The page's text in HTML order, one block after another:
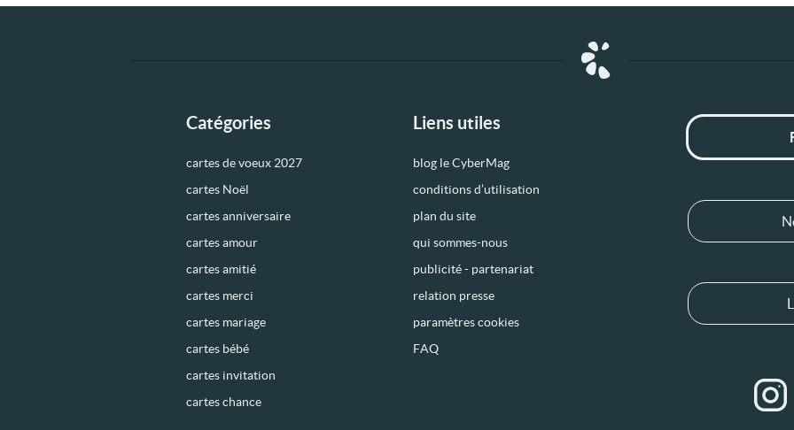
Catégories
cartes de voeux 2027
cartes Noël
cartes anniversaire
cartes amour
cartes amitié
cartes merci
cartes mariage
cartes bébé
cartes invitation
cartes chance
Liens utiles
blog le CyberMag
conditions d’utilisation
plan du site
qui sommes-nous
publicité - partenariat
relation presse
paramètres cookies
FAQ